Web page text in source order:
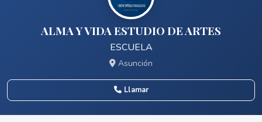
ALMA Y VIDA ESTUDIO DE ARTES
ESCUELA
Asunción
Llamar